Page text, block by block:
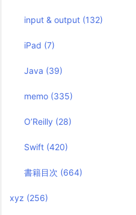
input & output (132)
iPad (7)
Java (39)
memo (335)
O’Reilly (28)
Swift (420)
書籍目次 (664)
xyz (256)